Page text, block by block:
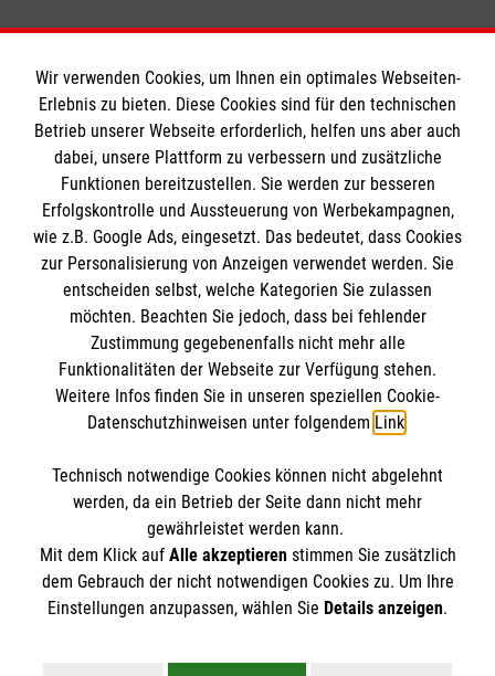
Informationen
Impressum
Datenschutz
Barrierefreiheit
Kontakt
Ansprechpersonen
Die Malteser
Malteser in Deutschland
Malteserorden
Sharepoint
Spendenkonto
Bank: Pax-Bank für Kirche und Caritas eG
IBAN: DE90 3706 0120 1201 2100 18
BIC: GENODED1PA7
So finden Sie uns
Oulustraße 12
51375 Leverkusen
Der Malteser Hilfsdienst e.V. ist als eingetragene
Gewerbesteuer befreit.
Wir verwenden Cookies, um Ihnen ein optimales Webseiten-
Erlebnis zu bieten. Diese Cookies sind für den technischen
Betrieb unserer Webseite erforderlich, helfen uns aber auch
dabei, unsere Plattform zu verbessern und zusätzliche
Funktionen bereitzustellen. Sie werden zur besseren
Erfolgskontrolle und Aussteuerung von Werbekampagnen,
wie z.B. Google Ads, eingesetzt. Das bedeutet, dass Cookies
zur Personalisierung von Anzeigen verwendet werden. Sie
entscheiden selbst, welche Kategorien Sie zulassen
möchten. Beachten Sie jedoch, dass bei fehlender
Zustimmung gegebenenfalls nicht mehr alle
Funktionalitäten der Webseite zur Verfügung stehen.
Weitere Infos finden Sie in unseren speziellen Cookie-
Datenschutzhinweisen unter folgendem Link.
Technisch notwendige Cookies können nicht abgelehnt
werden, da ein Betrieb der Seite dann nicht mehr
gewährleistet werden kann.
Mit dem Klick auf Alle akzeptierenstimmen Sie zusätzlich
dem Gebrauch der nicht notwendigen Cookies zu. Um Ihre
Einstellungen anzupassen, wählen Sie Details anzeigen.